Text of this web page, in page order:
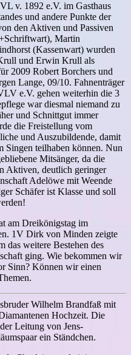
v. 1892 e.V. im Gasthaus
und andere Punkte der
den Aktiven und Passiven
Martin
(Kassenwart) wurden
und Erwin Krull als
2009 Robert Borchers und
Lange, 09/10. Fahnenträger
e.V. gehen weiterhin die 3
war diesmal niemand zu
und Schnittgut immer
die Freistellung vom
und Auszubildende, damit
Singen teilhaben können. Nun
Mitsänger, da die
Aktiven, deutlich geringer
Adelöwe mit Weende
Schäfer ist Klasse und soll
am Dreikönigstag im
1V Dirk von Minden zeigte
das weitere Bestehen des
ging. Wie bekommen wir
Sinn? Können wir einen
Wilhelm Brandfaß mit
Hochzeit. Die
Leitung von Jens-
ein Ständchen.